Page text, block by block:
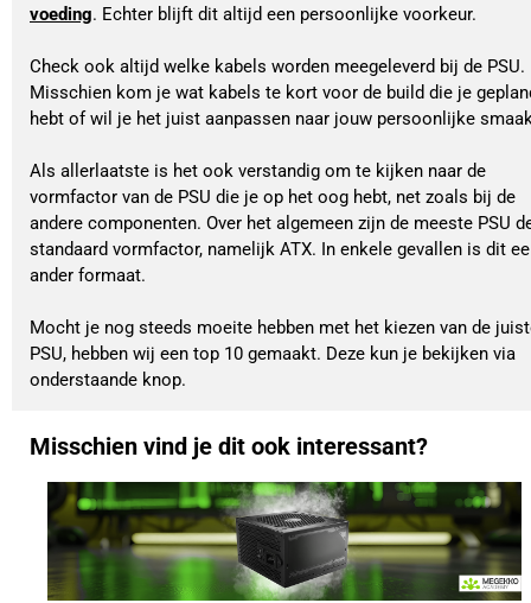
voeding. Echter blijft dit altijd een persoonlijke voorkeur.
Check ook altijd welke kabels worden meegeleverd bij de PSU.
Misschien kom je wat kabels te kort voor de build die je
hebt of wil je het juist aanpassen naar jouw persoonlijke
Als allerlaatste is het ook verstandig om te kijken naar de
vormfactor van de PSU die je op het oog hebt, net zoals bij de
andere componenten. Over het algemeen zijn de meeste PSU
standaard vormfactor, namelijk ATX. In enkele gevallen is dit
ander formaat.
Mocht je nog steeds moeite hebben met het kiezen van de
PSU, hebben wij een top 10 gemaakt. Deze kun je bekijken via
onderstaande knop.
Misschien vind je dit ook interessant?